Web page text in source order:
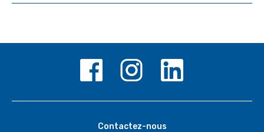
Contactez-nous